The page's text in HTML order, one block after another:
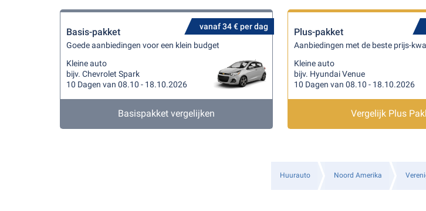
vanaf 34 € per dag
Basis-pakket
Goede aanbiedingen voor een klein budget
Kleine auto
bijv. Chevrolet Spark
10 Dagen van 08.10 - 18.10.2026
Basispakket vergelijken
Plus-pakket
Aanbiedingen met de beste prijs-
Kleine auto
bijv. Hyundai Venue
10 Dagen van 08.10 - 18.10.2026
Vergelijk Plus
Huurauto Noord Amerika